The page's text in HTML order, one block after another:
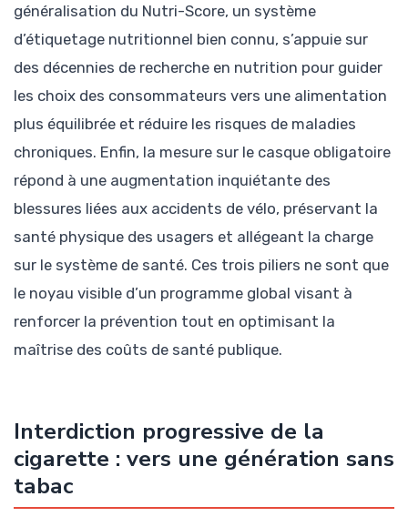
généralisation du Nutri-Score, un système
d’étiquetage nutritionnel bien connu, s’appuie sur
des décennies de recherche en nutrition pour guider
les choix des consommateurs vers une alimentation
plus équilibrée et réduire les risques de maladies
chroniques. Enfin, la mesure sur le casque obligatoire
répond à une augmentation inquiétante des
blessures liées aux accidents de vélo, préservant la
santé physique des usagers et allégeant la charge
sur le système de santé. Ces trois piliers ne sont que
le noyau visible d’un programme global visant à
renforcer la prévention tout en optimisant la
maîtrise des coûts de santé publique.
Interdiction progressive de la
cigarette : vers une génération sans
tabac